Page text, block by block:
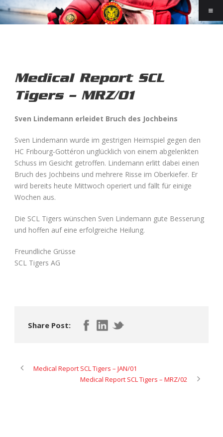
Medical Report SCL
Tigers – MRZ/01
Sven Lindemann erleidet Bruch des Jochbeins
Sven Lindemann wurde im gestrigen Heimspiel gegen den
HC Fribourg-Gottéron unglücklich von einem abgelenkten
Schuss im Gesicht getroffen. Lindemann erlitt dabei einen
Bruch des Jochbeins und mehrere Risse im Oberkiefer. Er
wird bereits heute Mittwoch operiert und fällt für einige
Wochen aus.
Die SCL Tigers wünschen Sven Lindemann gute Besserung
und hoffen auf eine erfolgreiche Heilung.
Freundliche Grüsse
SCL Tigers AG
Share Post:
Medical Report SCL Tigers – JAN/01
Medical Report SCL Tigers – MRZ/02